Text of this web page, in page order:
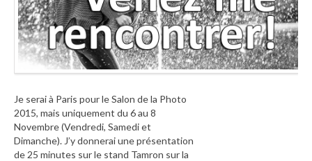
Je serai à Paris pour le Salon de la Photo
2015, mais uniquement du 6 au 8
Novembre (Vendredi, Samedi et
Dimanche). J’y donnerai une présentation
de 25 minutes sur le stand Tamron sur la